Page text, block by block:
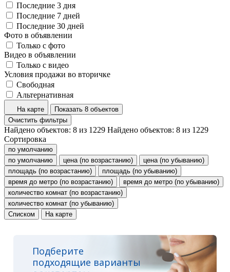
Последние 3 дня
Последние 7 дней
Последние 30 дней
Фото в объявлении
Только с фото
Видео в объявлении
Только с видео
Условия продажи во вторичке
Свободная
Альтернативная
На карте
Показать 8 объектов
Очистить фильтры
Найдено объектов: 8 из 1229 Найдено объектов: 8 из 1229
Сортировка
по умолчанию
по умолчанию
цена (по возрастанию)
цена (по убыванию)
площадь (по возрастанию)
площадь (по убыванию)
время до метро (по возрастанию)
время до метро (по убыванию)
количество комнат (по возрастанию)
количество комнат (по убыванию)
Списком
На карте
Подберите
подходящие варианты